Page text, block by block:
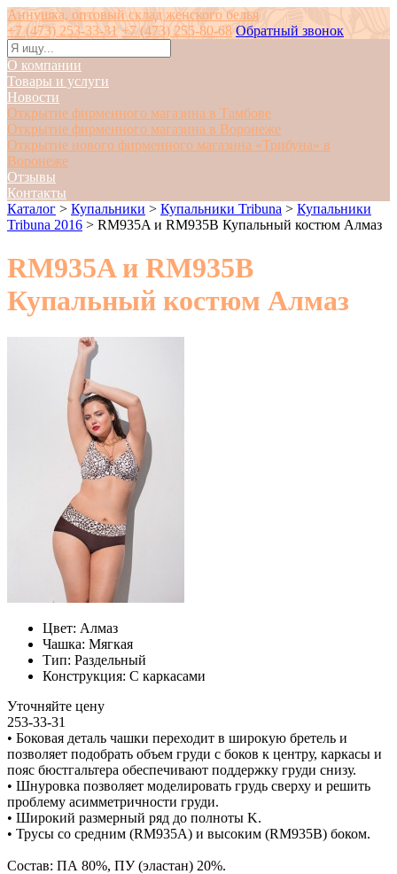
Аннушка, оптовый склад женского белья
+7 (473) 253-33-31 +7 (473) 255-80-68 Обратный звонок
О компании
Товары и услуги
Новости
Открытие фирменного магазина в Тамбове
Открытие фирменного магазина в Воронеже
Открытие нового фирменного магазина «Трибуна» в
Воронеже
Отзывы
Контакты
Каталог > Купальники > Купальники Tribuna > Купальники
Tribuna 2016 > RM935A и RM935B Купальный костюм Алмаз
RM935A и RM935B
Купальный костюм Алмаз
Цвет: Алмаз
Чашка: Мягкая
Тип: Раздельный
Конструкция: С каркасами
Уточняйте цену
253-33-31
• Боковая деталь чашки переходит в широкую бретель и
позволяет подобрать объем груди с боков к центру, каркасы и
пояс бюстгальтера обеспечивают поддержку груди снизу.
• Шнуровка позволяет моделировать грудь сверху и решить
проблему асимметричности груди.
• Широкий размерный ряд до полноты K.
• Трусы со средним (RM935A) и высоким (RM935B) боком.
Состав: ПА 80%, ПУ (эластан) 20%.